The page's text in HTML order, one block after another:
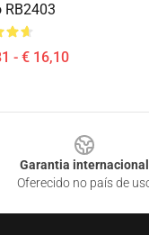
RB2403
- € 16,10
Garantia internacional
Oferecido no país de